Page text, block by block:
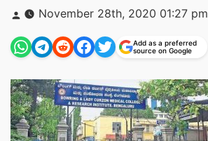
Posted
by
November 28th, 2020 01:27 pm
Add as a preferred
source on Google